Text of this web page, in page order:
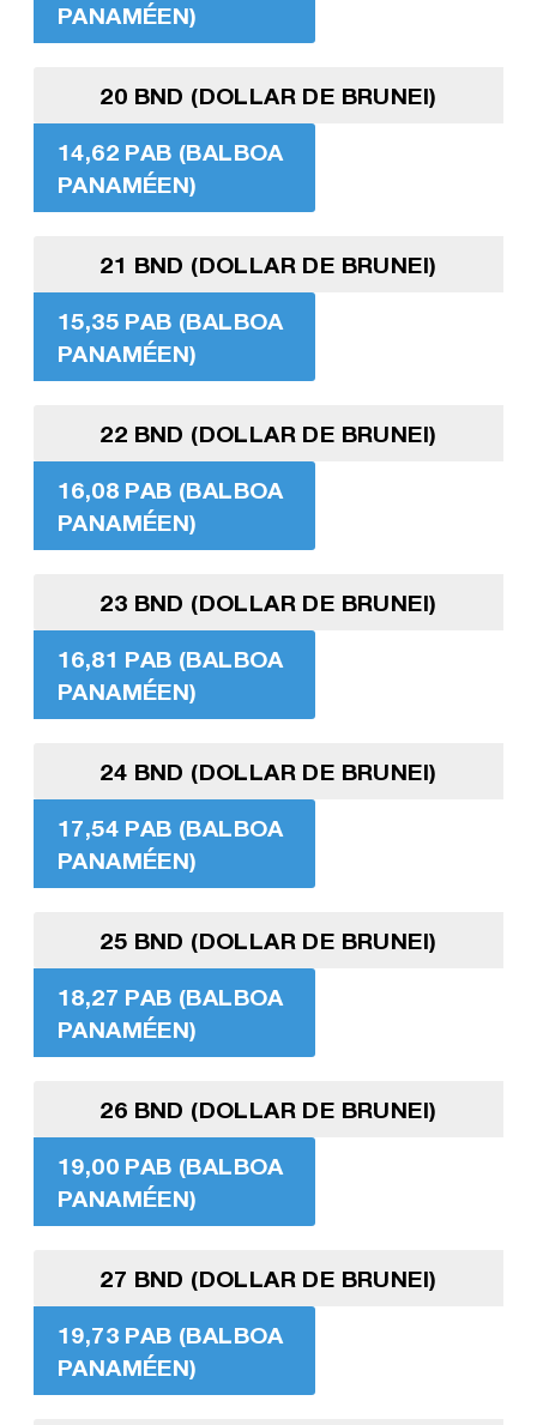
PANAMÉEN)
20 BND (DOLLAR DE BRUNEI)
14,62 PAB (BALBOA
PANAMÉEN)
21 BND (DOLLAR DE BRUNEI)
15,35 PAB (BALBOA
PANAMÉEN)
22 BND (DOLLAR DE BRUNEI)
16,08 PAB (BALBOA
PANAMÉEN)
23 BND (DOLLAR DE BRUNEI)
16,81 PAB (BALBOA
PANAMÉEN)
24 BND (DOLLAR DE BRUNEI)
17,54 PAB (BALBOA
PANAMÉEN)
25 BND (DOLLAR DE BRUNEI)
18,27 PAB (BALBOA
PANAMÉEN)
26 BND (DOLLAR DE BRUNEI)
19,00 PAB (BALBOA
PANAMÉEN)
27 BND (DOLLAR DE BRUNEI)
19,73 PAB (BALBOA
PANAMÉEN)